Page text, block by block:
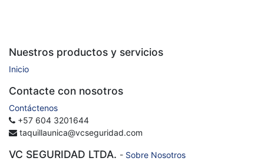
Nuestros productos y servicios
Inicio
Contacte con nosotros
Contáctenos
+57 604 3201644
taquillaunica@vcseguridad.com
VC SEGURIDAD LTDA. - Sobre Nosotros